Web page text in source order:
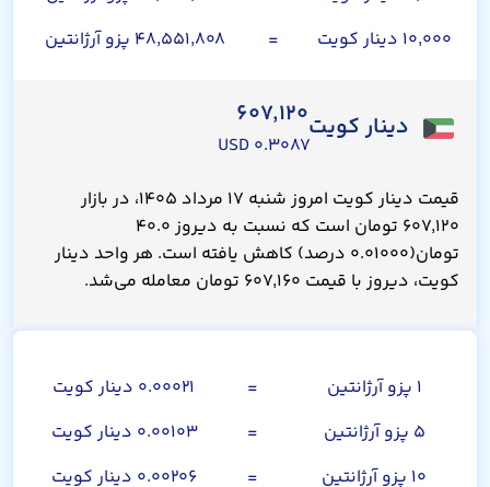
۱۰,۰۰۰ دینار کویت
= ۴۸,۵۵۱,۸۰۸ پزو آرژانتین
دینار کویت۶۰۷,۱۲۰
۰.۳۰۸۷ USD
قیمت دینار کویت امروز شنبه ۱۷ مرداد ۱۴۰۵، در بازار
۶۰۷,۱۲۰ تومان است که نسبت به دیروز ۴۰.۰
تومان(۰.۰۱۰۰۰ درصد) کاهش یافته است. هر واحد دینار
کویت، دیروز با قیمت ۶۰۷,۱۶۰ تومان معامله می‌شد.
۱ پزو آرژانتین =
۰.۰۰۰۲۱ دینار کویت
۵ پزو آرژانتین
=
۰.۰۰۱۰۳ دینار کویت
۱۰ پزو آرژانتین
= ۰.۰۰۲۰۶ دینار کویت